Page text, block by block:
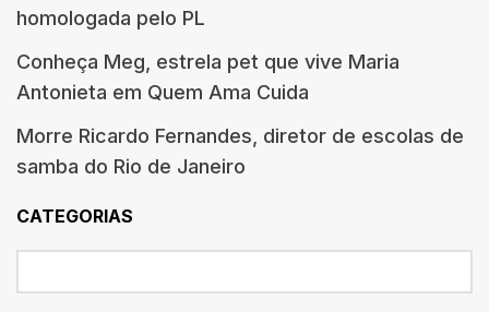
homologada pelo PL
Conheça Meg, estrela pet que vive Maria
Antonieta em Quem Ama Cuida
Morre Ricardo Fernandes, diretor de escolas de
samba do Rio de Janeiro
CATEGORIAS